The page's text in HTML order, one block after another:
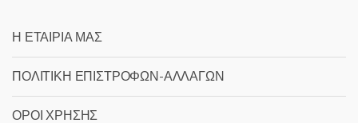
Η ΕΤΑΙΡΙΑ ΜΑΣ
ΠΟΛΙΤΙΚΗ ΕΠΙΣΤΡΟΦΩΝ-ΑΛΛΑΓΩΝ
ΟΡΟΙ ΧΡΗΣΗΣ